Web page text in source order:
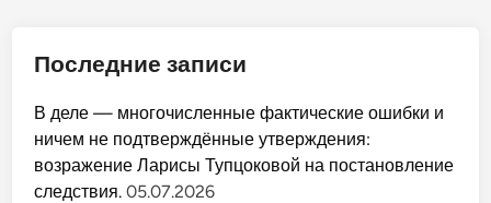
Последние записи
В деле — многочисленные фактические ошибки и
ничем не подтверждённые утверждения:
возражение Ларисы Тупцоковой на постановление
следствия. 05.07.2026